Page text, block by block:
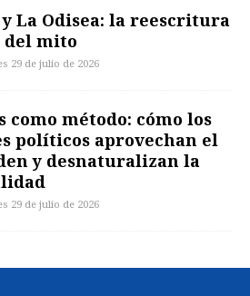
La Odisea: la reescritura
del mito
29 de julio de 2026
como método: cómo los
políticos aprovechan el
y desnaturalizan la
29 de julio de 2026